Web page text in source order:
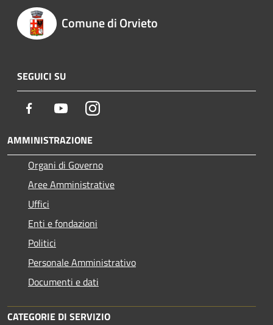
Comune di Orvieto
SEGUICI SU
Facebook YoutubeInstagram
AMMINISTRAZIONE
Organi di Governo
Aree Amministrative
Uffici
Enti e fondazioni
Politici
Personale Amministrativo
Documenti e dati
CATEGORIE DI SERVIZIO